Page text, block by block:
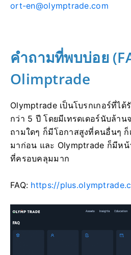
ort-en@olymptrade.com
คำถามที่พบบ่อย
Olimptrade
Olymptrade เป็นโบรกเกอร์ที่ไ
กว่า 5 ปี โดยมีเทรดเดอร์นับล้า
ถามใดๆ ก็มีโอกาสสูงที่คนอื่นๆ ก็
มาก่อน และ Olymptrade ก็มีหน้
ที่ครอบคลุมมาก
FAQ: https://